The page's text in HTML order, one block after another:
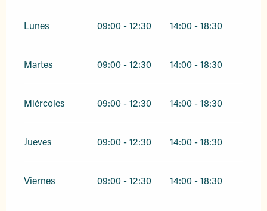
Lunes 09:00 - 12:30 14:00 - 18:30
Martes 09:00 - 12:30 14:00 - 18:30
Miércoles 09:00 - 12:30 14:00 - 18:30
Jueves 09:00 - 12:30 14:00 - 18:30
Viernes 09:00 - 12:30 14:00 - 18:30